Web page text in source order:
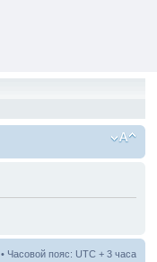
• Часовой пояс: UTC + 3 часа